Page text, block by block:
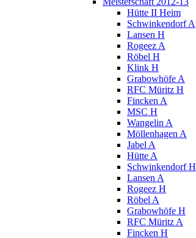
Hütte II Heim
Schwinkendorf A
Lansen H
Rogeez A
Röbel H
Klink H
Grabowhöfe A
RFC Müritz H
Fincken A
MSC H
Wangelin A
Möllenhagen A
Jabel A
Hütte A
Schwinkendorf H
Lansen A
Rogeez H
Röbel A
Grabowhöfe H
RFC Müritz A
Fincken H